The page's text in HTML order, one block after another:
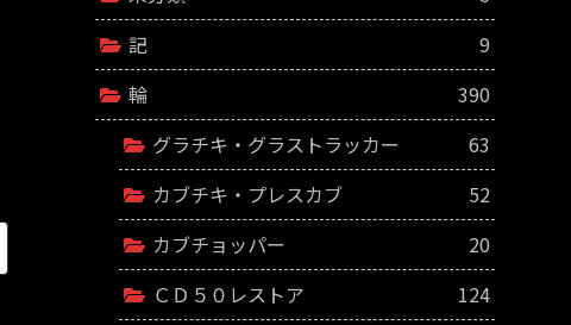
記
9
輪
390
グラチキ・グラストラッカー
63
カブチキ・プレスカブ
52
カブチョッパー
20
ＣＤ５０レストア
124